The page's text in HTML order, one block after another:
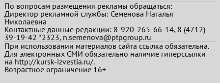
По вопросам размещения рекламы обращаться:
Директор рекламной службы: Семенова Наталья
Николаевна
Контактные данные редакции: 8-920-265-66-14, 8 (4712)
39-19-42 *2323, n.semenova@ptpgroup.ru
При использовании материалов сайта ссылка обязательна.
Для электронных СМИ обязательно наличие гиперссылки
на http://kursk-izvestia.ru/.
Возрастное ограничение 16+